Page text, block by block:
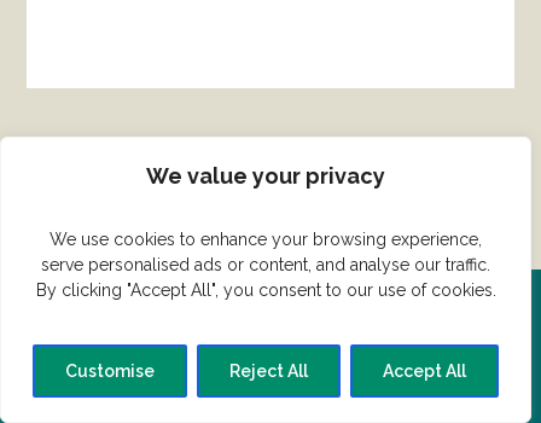
We value your privacy
We use cookies to enhance your browsing experience,
serve personalised ads or content, and analyse our traffic.
By clicking "Accept All", you consent to our use of cookies.
Customise Reject All Accept All
Har du en konge ret du vil dele?